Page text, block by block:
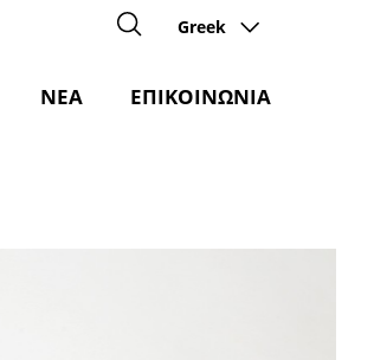
Greek
ΝΕΑ ΕΠΙΚΟΙΝΩΝΙΑ